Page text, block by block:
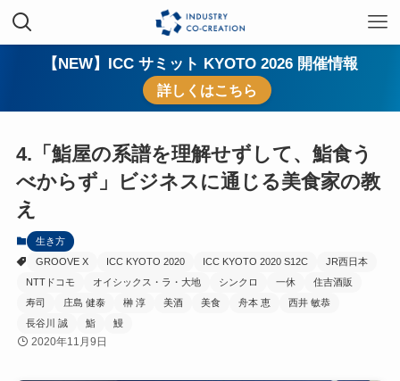
【NEW】ICC サミット KYOTO 2026 開催情報
詳しくはこちら
4.「鮨屋の系譜を理解せずして、鮨食う
べからず」ビジネスに通じる美食家の教
え
生き方
GROOVE X
ICC KYOTO 2020 ICC KYOTO 2020 S12C
JR西日本
NTTドコモ
オイシックス・ラ・大地 シンクロ 一休
住吉酒販
寿司
庄島 健泰 榊 淳 美酒 美食 舟本 恵
西井 敏恭
長谷川 誠
鮨 鰻
2020年11月9日